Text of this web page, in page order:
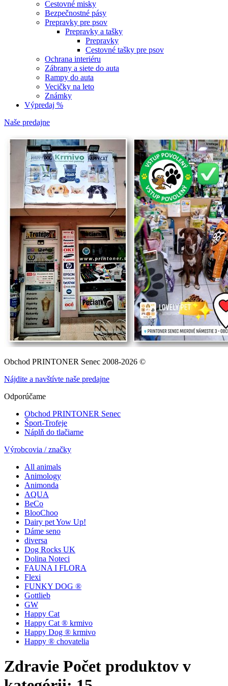
Cestovné misky
Bezpečnostné pásy
Prepravky pre psov
Prepravky a tašky
Prepravky
Cestovné tašky pre psov
Ochrana interiéru
Zábrany a siete do auta
Rampy do auta
Vecičky na leto
Známky
Výpredaj %
Naše predajne
Obchod PRINTONER Senec 2008-2026 ©
Nájdite a navštívte naše predajne
Odporúčame
Obchod PRINTONER Senec
Šport-Trofeje
Náplň do tlačiarne
Výrobcovia / značky
All animals
Animology
Animonda
AQUA
BeCo
BlooChoo
Dairy pet Yow Up!
Dáme seno
diversa
Dog Rocks UK
Dolina Noteci
FAUNA I FLORA
Flexi
FUNKY DOG ®
Gottlieb
GW
Happy Cat
Happy Cat ® krmivo
Happy Dog ® krmivo
Happy ® chovatelia
Zdravie Počet produktov v